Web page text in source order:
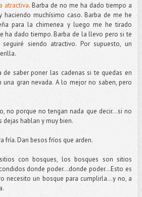
atractiva. Barba de no me ha dado tiempo a
haciendo muchísimo caso. Barba de me he
para la chimenea y luego me he tirado
ha dado tiempo. Barba de la llevo pero si te
siendo atractivo. Por supuesto, un
de saber poner las cadenas si te quedas en
gran nevada. A lo mejor no saben, pero
no porque no tengan nada que decir...si no
dejas hablan y muy bien.
fría. Dan besos fríos que arden.
con bosques, los bosques son sitios
donde poder...donde poder…Esto es
necesito un bosque para cumplirla...y no, a